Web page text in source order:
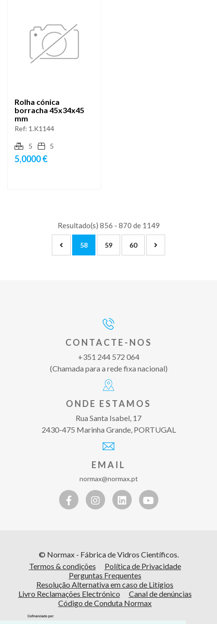
Rolha cónica
borracha 45x34x45
mm
Ref: 1.K1144
5 5
5,0000 €
Resultado(s) 856 - 870 de 1149
58 59 60
CONTACTE-NOS
+351 244 572 064
(Chamada para a rede fixa nacional)
ONDE ESTAMOS
Rua Santa Isabel, 17
2430-475 Marinha Grande, PORTUGAL
EMAIL
normax@normax.pt
© Normax - Fábrica de Vidros Científicos.
Termos & condições
Política de Privacidade
Perguntas Frequentes
Resolução Alternativa em caso de Litígios
Livro Reclamações Electrónico
Canal de denúncias
Código de Conduta Normax